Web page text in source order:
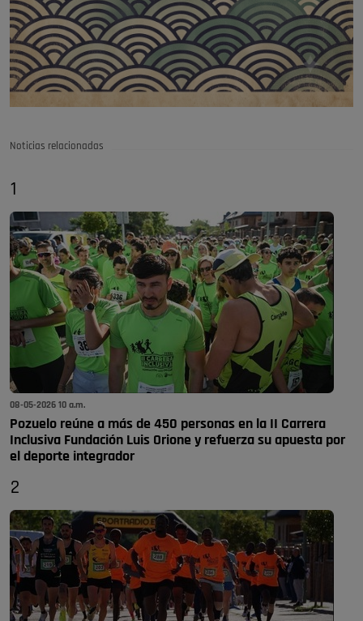
Noticias relacionadas
1
08-05-2026 10 a.m.
Pozuelo reúne a más de 450 personas en la II Carrera
Inclusiva Fundación Luis Orione y refuerza su apuesta por
el deporte integrador
2